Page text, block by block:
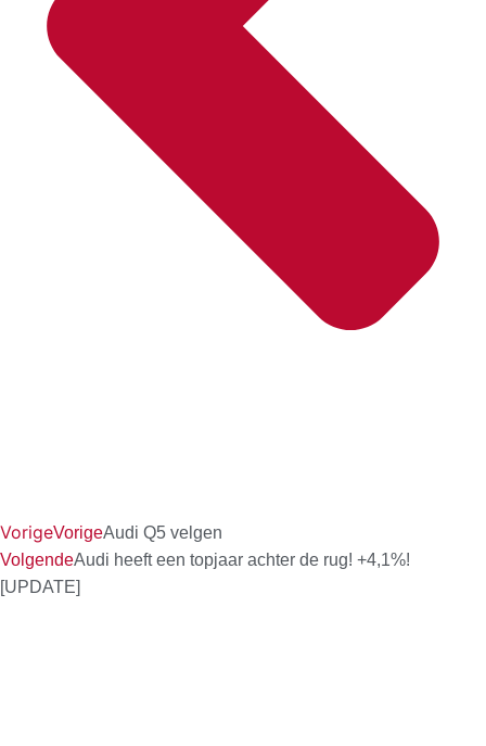
VorigeVorigeAudi Q5 velgen
VolgendeAudi heeft een topjaar achter de rug! +4,1%!
[UPDATE]